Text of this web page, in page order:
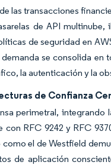
las transacciones
de API
de seguridad en
se consolida
la autenticación y la
de Confianza
perimetral,
RFC 9242 y RFC
el de Westfield
de aplicación